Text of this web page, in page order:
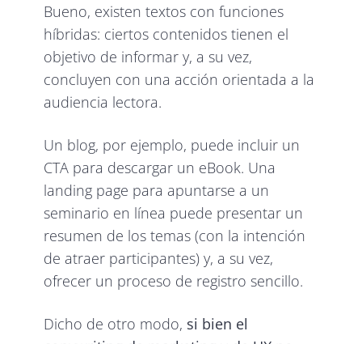
Bueno, existen textos con funciones
híbridas: ciertos contenidos tienen el
objetivo de informar y, a su vez,
concluyen con una acción orientada a la
audiencia lectora.
Un blog, por ejemplo, puede incluir un
CTA para descargar un eBook. Una
landing page para apuntarse a un
seminario en línea puede presentar un
resumen de los temas (con la intención
de atraer participantes) y, a su vez,
ofrecer un proceso de registro sencillo.
Dicho de otro modo, si bien el